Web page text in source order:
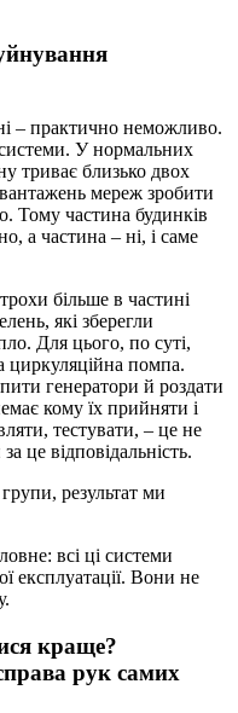
– практично неможливо.
У нормальних
триває близько двох
мереж зробити
Тому частина будинків
а частина – ні, і саме
більше в частині
які зберегли
Для цього, по суті,
циркуляційна помпа.
генератори й роздати
кому їх прийняти і
тестувати, – це не
це відповідальність.
результат ми
всі ці системи
експлуатації. Вони не
краще?
рук самих